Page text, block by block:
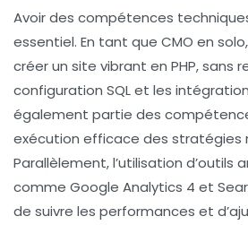
Avoir des compétences
essentiel. En tant que CMO en
créer un site vibrant en PHP, sans
configuration SQL et les
également partie des
exécution efficace des stratégies
Parallèlement, l’utilisation d’outils
comme Google Analytics 4 et
de suivre les performances et